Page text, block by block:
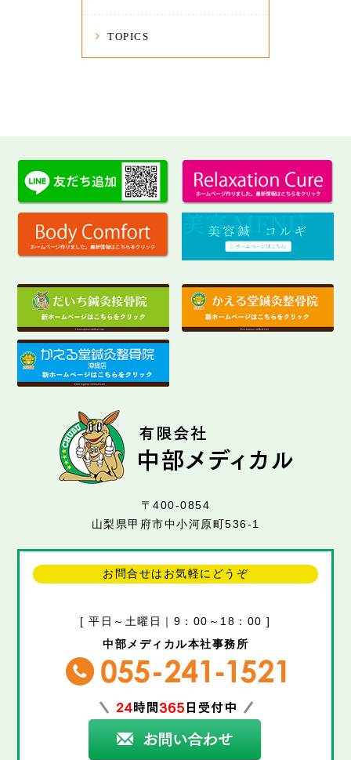
TOPICS
〒400-0854
山梨県甲府市中小河原町536-1
お問合せはお気軽にどうぞ
[ 平日～土曜日｜9：00～18：00 ]
中部メディカル本社事務所